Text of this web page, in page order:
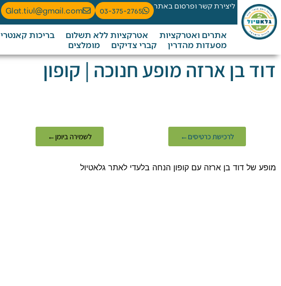
ליצירת קשר ופרסום באתר 03-375-2765
Glat.tiul@gmail.com
אתרים ואטרקציות אטרקציות ללא תשלום בריכות קאנטרי
מסעדות מהדרין
קברי צדיקים מומלצים
דוד בן ארזה מופע חנוכה | קופון
לרכישת כרטיסים← לשמירה ביומן←
מופע של דוד בן ארזה עם קופון הנחה בלעדי לאתר גלאטיול